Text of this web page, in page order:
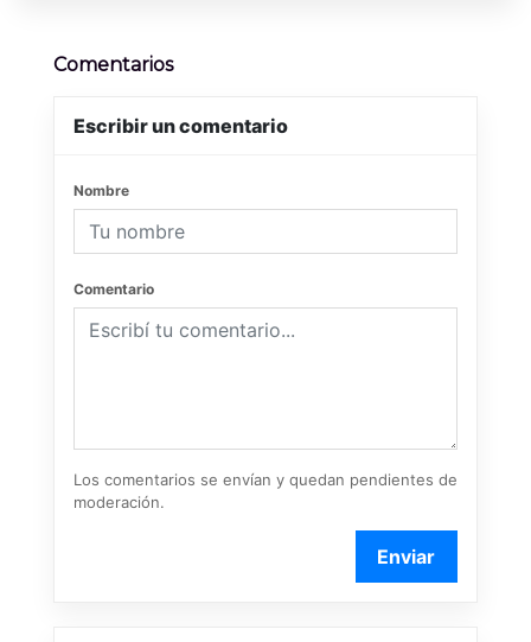
Comentarios
Escribir un comentario
Nombre
Comentario
Los comentarios se envían y quedan pendientes de
moderación.
Enviar